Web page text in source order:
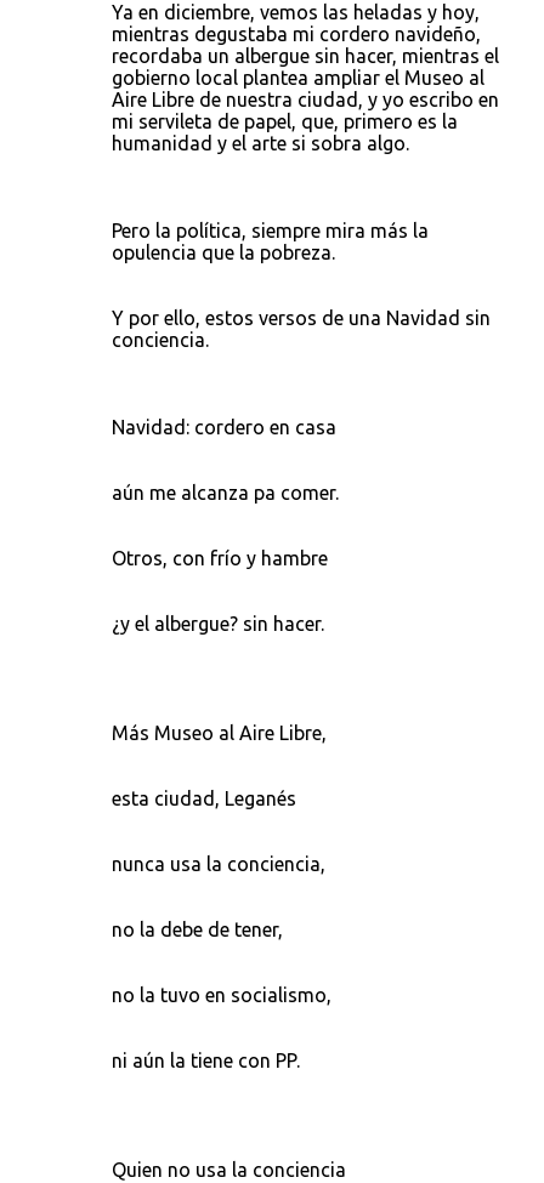
Ya en diciembre, vemos las heladas y hoy,
mientras degustaba mi cordero navideño,
recordaba un albergue sin hacer, mientras el
gobierno local plantea ampliar el Museo al
Aire Libre de nuestra ciudad, y yo escribo en
mi servileta de papel, que, primero es la
humanidad y el arte si sobra algo.
Pero la política, siempre mira más la
opulencia que la pobreza.
Y por ello, estos versos de una Navidad sin
conciencia.
Navidad: cordero en casa
aún me alcanza pa comer.
Otros, con frío y hambre
¿y el albergue? sin hacer.
Más Museo al Aire Libre,
esta ciudad, Leganés
nunca usa la conciencia,
no la debe de tener,
no la tuvo en socialismo,
ni aún la tiene con PP.
Quien no usa la conciencia